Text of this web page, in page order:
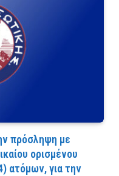
πρόσληψη με
ορισμένου
ατόμων, για την